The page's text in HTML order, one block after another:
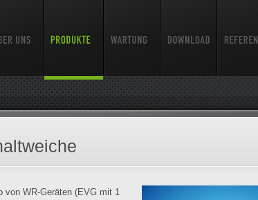
von WR-Geräten (EVG mit 1